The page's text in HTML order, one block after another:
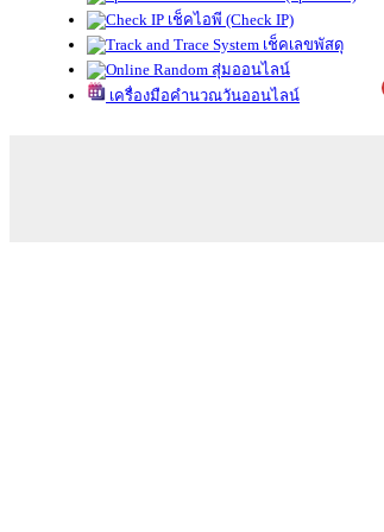
เช็คไอพี (Check IP)
เช็คเลขพัสดุ
สุ่มออนไลน์
เครื่องมือคำนวณวันออนไลน์